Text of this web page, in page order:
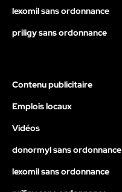
lexomil sans ordonnance
priligy sans ordonnance
Contenu publicitaire
Emplois locaux
Vidéos
donormyl sans ordonnance
lexomil sans ordonnance